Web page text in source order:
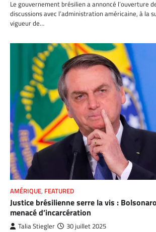
Le gouvernement brésilien a annoncé l’ouverture
discussions avec l’administration américaine, à la
vigueur de…
AMÉRIQUE, FEATURED
Justice brésilienne serre la vis :
menacé d’incarcération
Talia Stiegler 30 juillet 2025